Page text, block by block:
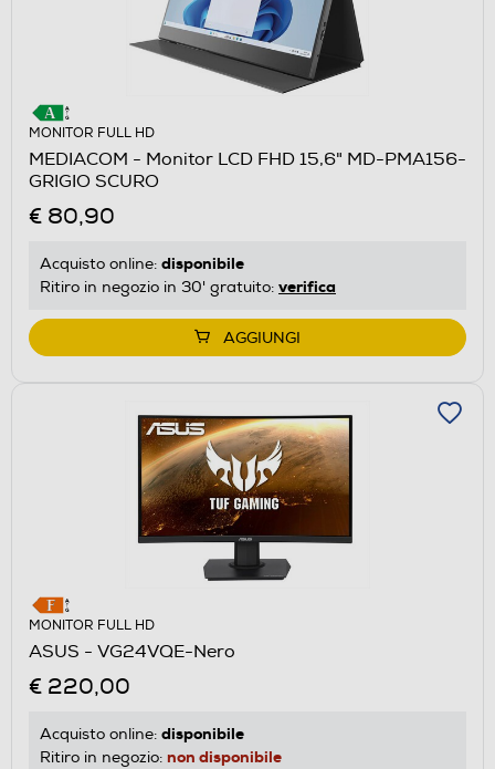
MONITOR FULL HD
MEDIACOM - Monitor LCD FHD 15,6" MD-PMA156-
GRIGIO SCURO
€ 80,90
Acquisto online: disponibile
Ritiro in negozio in 30' gratuito: verifica
AGGIUNGI
MONITOR FULL HD
ASUS - VG24VQE-Nero
€ 220,00
Acquisto online: disponibile
Ritiro in negozio: non disponibile